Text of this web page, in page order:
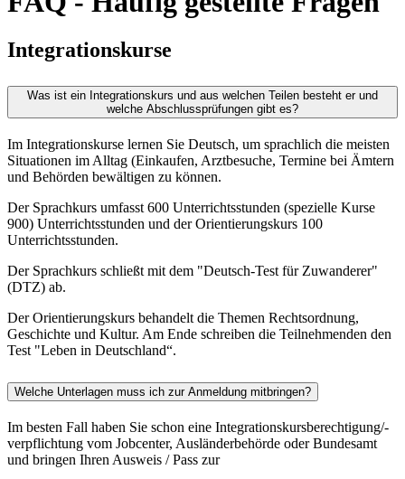
Integrationskurse
Was ist ein Integrationskurs und aus welchen Teilen besteht er und
welche Abschlussprüfungen gibt es?
Im Integrationskurse lernen Sie Deutsch, um sprachlich die meisten
Situationen im Alltag (Einkaufen, Arztbesuche, Termine bei Ämtern
und Behörden bewältigen zu können.
Der Sprachkurs umfasst 600 Unterrichtsstunden (spezielle Kurse
900) Unterrichtsstunden und der Orientierungskurs 100
Unterrichtsstunden.
Der Sprachkurs schließt mit dem "Deutsch-Test für Zuwanderer"
(DTZ) ab.
Der Orientierungskurs behandelt die Themen Rechtsordnung,
Geschichte und Kultur. Am Ende schreiben die Teilnehmenden den
Test "Leben in Deutschland“.
Welche Unterlagen muss ich zur Anmeldung mitbringen?
Im besten Fall haben Sie schon eine Integrationskursberechtigung/-
verpflichtung vom Jobcenter, Ausländerbehörde oder Bundesamt
und bringen Ihren Ausweis / Pass zur